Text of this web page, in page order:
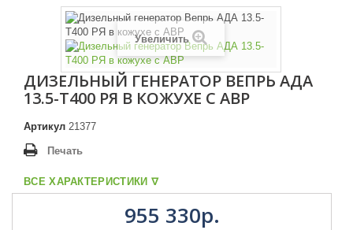
Увеличить
ДИЗЕЛЬНЫЙ ГЕНЕРАТОР ВЕПРЬ АДА
13.5-Т400 РЯ В КОЖУХЕ С АВР
Артикул 21377
Печать
ВСЕ ХАРАКТЕРИСТИКИ ᐁ
955 330р.